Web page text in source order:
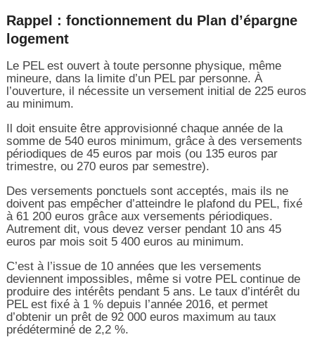
Rappel : fonctionnement du Plan d’épargne
logement
Le PEL est ouvert à toute personne physique, même
mineure, dans la limite d’un PEL par personne. À
l’ouverture, il nécessite un versement initial de 225 euros
au minimum.
Il doit ensuite être approvisionné chaque année de la
somme de 540 euros minimum, grâce à des versements
périodiques de 45 euros par mois (ou 135 euros par
trimestre, ou 270 euros par semestre).
Des versements ponctuels sont acceptés, mais ils ne
doivent pas empêcher d’atteindre le plafond du PEL, fixé
à 61 200 euros grâce aux versements périodiques.
Autrement dit, vous devez verser pendant 10 ans 45
euros par mois soit 5 400 euros au minimum.
C’est à l’issue de 10 années que les versements
deviennent impossibles, même si votre PEL continue de
produire des intérêts pendant 5 ans. Le taux d’intérêt du
PEL est fixé à 1 % depuis l’année 2016, et permet
d’obtenir un prêt de 92 000 euros maximum au taux
prédéterminé de 2,2 %.